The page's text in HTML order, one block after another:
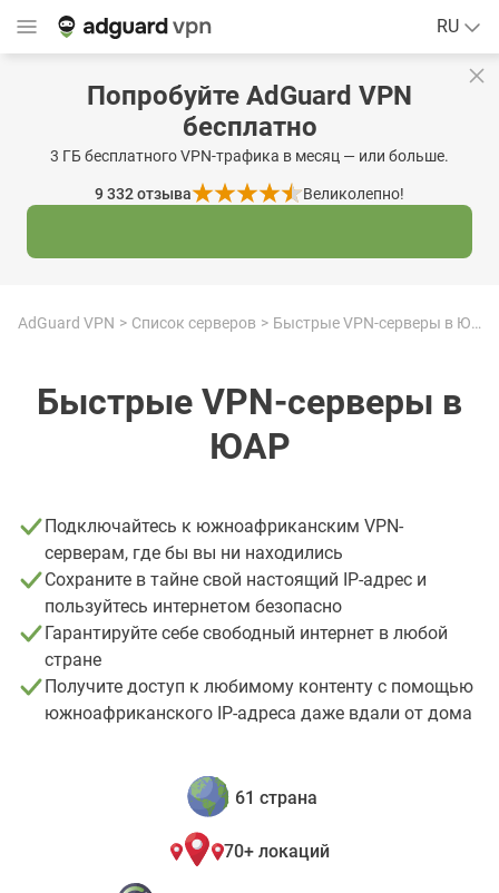
RU
Попробуйте AdGuard VPN
бесплатно
3 ГБ бесплатного VPN-трафика в месяц — или больше.
9 332отзыва Великолепно!
AdGuard VPN Список серверов Быстрые VPN-серверы в ЮАР
Быстрые VPN-серверы в
ЮАР
Подключайтесь к южноафриканским VPN-
серверам, где бы вы ни находились
Сохраните в тайне свой настоящий IP-адрес и
пользуйтесь интернетом безопасно
Гарантируйте себе свободный интернет в любой
стране
Получите доступ к любимому контенту с помощью
южноафриканского IP-адреса даже вдали от дома
61 страна
70+ локаций